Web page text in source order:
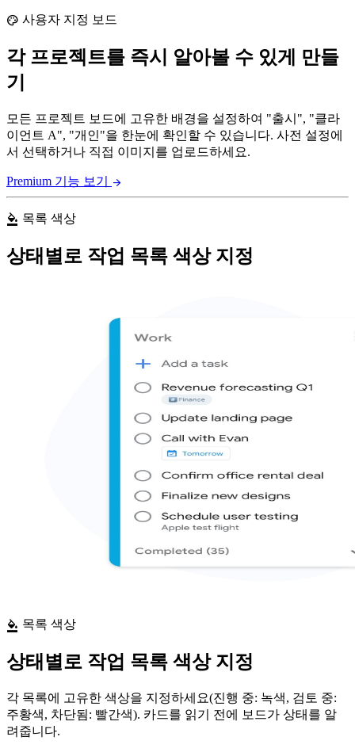
palette 사용자 지정 보드
각 프로젝트를 즉시 알아볼 수 있게 만들
기
모든 프로젝트 보드에 고유한 배경을 설정하여 "출시", "클라
이언트 A", "개인"을 한눈에 확인할 수 있습니다. 사전 설정에
서 선택하거나 직접 이미지를 업로드하세요.
Premium 기능 보기 arrow_forward
format_color_fill 목록 색상
상태별로 작업 목록 색상 지정
format_color_fill 목록 색상
상태별로 작업 목록 색상 지정
각 목록에 고유한 색상을 지정하세요(진행 중: 녹색, 검토 중:
주황색, 차단됨: 빨간색). 카드를 읽기 전에 보드가 상태를 알
려줍니다.